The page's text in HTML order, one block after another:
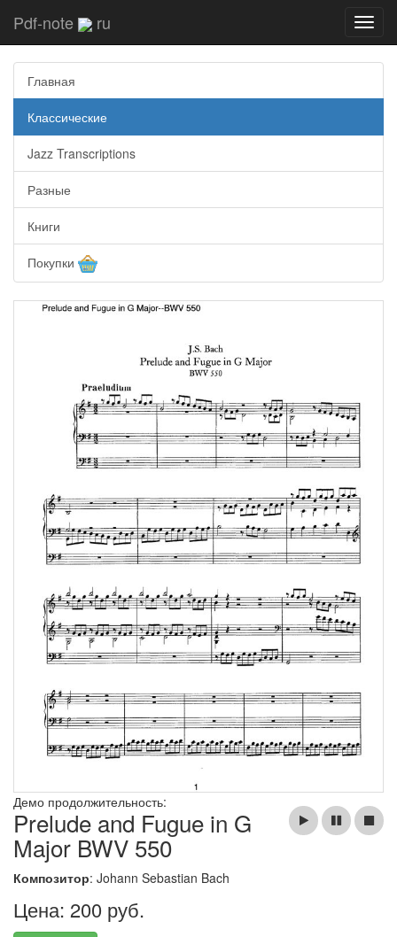
Pdf-note ru
Главная
Классические
Jazz Transcriptions
Разные
Книги
Покупки
Демо продолжительность:
Prelude and Fugue in G
Major BWV 550
Композитор: Johann Sebastian Bach
Цена: 200 руб.